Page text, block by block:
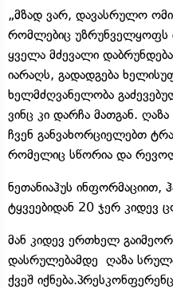
„მზად ვარ, დავასრულო
რომლებიც უზრუნველყოფს
ყველა მძევალი
იარაღს, გადადგება
ხელმძღვანელობა
ვინც კი დარჩა მათგან.
ჩვენ განვახორციელებთ
რომელიც სწორია და
ნეთანიაჰუს ინფორმაციით,
ტყვეებიდან 20 ჯერ კიდევ
მან კიდევ ერთხელ
დასრულებამდე ღაზა
ქვეშ